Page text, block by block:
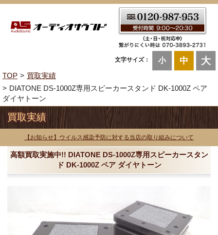
文字サイズ： 小 中 大
TOP
買取実績
DIATONE DS-1000Z専用スピーカースタンド DK-1000Z ペア
ダイヤトーン
買取実績
【お知らせ】ウイルス感染予防に対する当店の取り組みについて
高額買取実施中!! DIATONE DS-1000Z専用スピーカースタン
ド DK-1000Z ペア ダイヤトーン